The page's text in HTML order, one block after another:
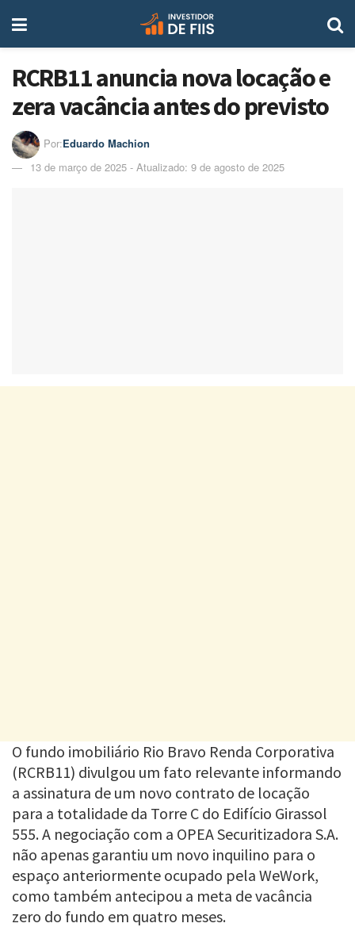
RCRB11 anuncia nova locação e
zera vacância antes do previsto
Por:Eduardo Machion
13 de março de 2025 - Atualizado: 9 de agosto de 2025
O fundo imobiliário Rio Bravo Renda Corporativa
(RCRB11) divulgou um fato relevante informando
a assinatura de um novo contrato de locação
para a totalidade da Torre C do Edifício Girassol
555. A negociação com a OPEA Securitizadora S.A.
não apenas garantiu um novo inquilino para o
espaço anteriormente ocupado pela WeWork,
como também antecipou a meta de vacância
zero do fundo em quatro meses.